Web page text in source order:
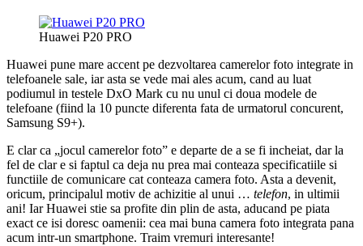
Huawei P20 PRO
Huawei pune mare accent pe dezvoltarea camerelor foto integrate in
telefoanele sale, iar asta se vede mai ales acum, cand au luat
podiumul in testele DxO Mark cu nu unul ci doua modele de
telefoane (fiind la 10 puncte diferenta fata de urmatorul concurent,
Samsung S9+).
E clar ca „jocul camerelor foto” e departe de a se fi incheiat, dar la
fel de clar e si faptul ca deja nu prea mai conteaza specificatiile si
functiile de comunicare cat conteaza camera foto. Asta a devenit,
oricum, principalul motiv de achizitie al unui … telefon, in ultimii
ani! Iar Huawei stie sa profite din plin de asta, aducand pe piata
exact ce isi doresc oamenii: cea mai buna camera foto integrata pana
acum intr-un smartphone. Traim vremuri interesante!